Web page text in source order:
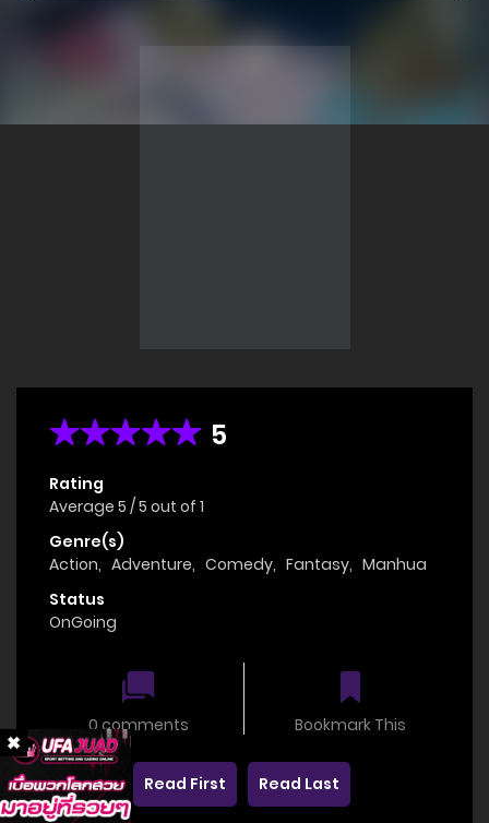
5
Rating
Average 5 /5 out of 1
Genre(s)
Action, Adventure, Comedy, Fantasy, Manhua
Status
OnGoing
0 comments Bookmark This
Read First Read Last